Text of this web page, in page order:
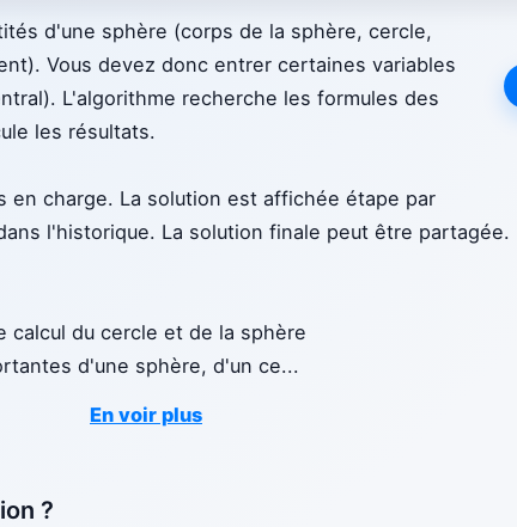
d'une sphère (corps de la sphère, cercle,
Vous devez donc entrer certaines variables
L'algorithme recherche les formules des
les résultats.
charge. La solution est affichée étape par
l'historique. La solution finale peut être partagée.
du cercle et de la sphère
d'une sphère, d'un ce...
En voir plus
?